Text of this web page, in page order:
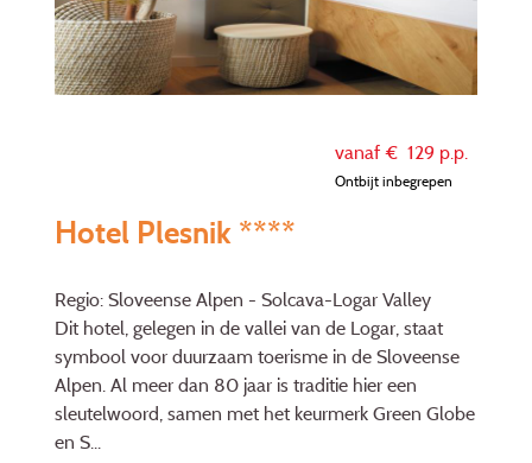
vanaf € 129 p.p.
Ontbijt inbegrepen
Hotel Plesnik ****
Regio: Sloveense Alpen - Solcava-Logar Valley
Dit hotel, gelegen in de vallei van de Logar, staat
symbool voor duurzaam toerisme in de Sloveense
Alpen. Al meer dan 80 jaar is traditie hier een
sleutelwoord, samen met het keurmerk Green Globe
en S...